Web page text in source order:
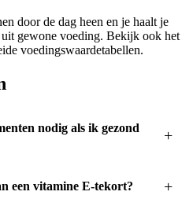
door de dag heen en je haalt je
gewone voeding. Bekijk ook het
voedingswaardetabellen.
nodig als ik gezond
een vitamine E-tekort?